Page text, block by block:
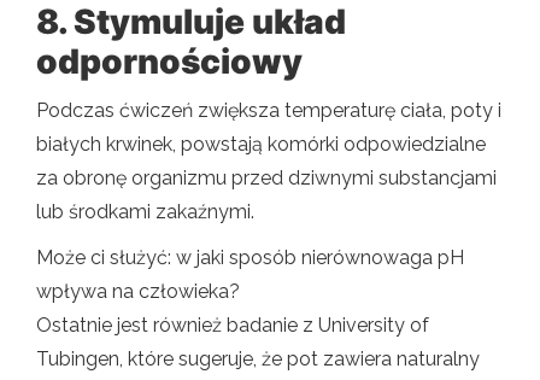
8. Stymuluje układ
odpornościowy
Podczas ćwiczeń zwiększa temperaturę ciała, poty i
białych krwinek, powstają komórki odpowiedzialne
za obronę organizmu przed dziwnymi substancjami
lub środkami zakaźnymi.
Może ci służyć: w jaki sposób nierównowaga pH
wpływa na człowieka?
Ostatnie jest również badanie z University of
Tubingen, które sugeruje, że pot zawiera naturalny